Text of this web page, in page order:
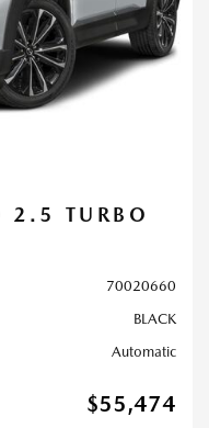
TURBO
70020660
BLACK
Automatic
$55,474